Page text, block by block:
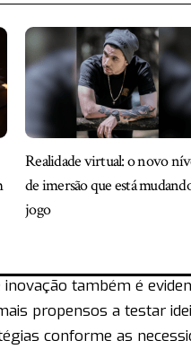
Realidade virtual: o novo
de imersão que está
jogo
também é
propensos a testar
conforme as